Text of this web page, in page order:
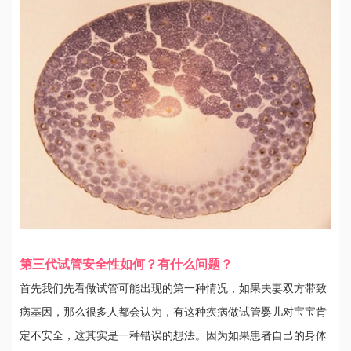
第三代试管安全性如何？有什么问题？
首先我们先看做试管可能出现的第一种情况，如果夫妻双方带致
病基因，那么很多人都会认为，有这种疾病做试管婴儿对宝宝肯
定不安全，这其实是一种错误的想法。因为如果患者自己的身体